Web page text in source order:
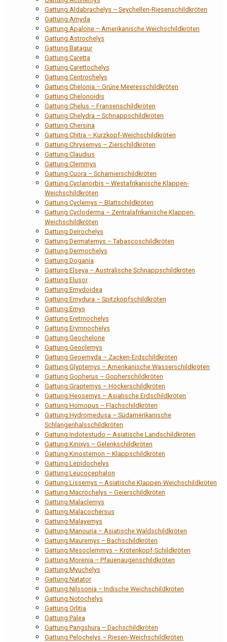
Gattung Aldabrachelys – Seychellen-Riesenschildkröten
Gattung Amyda
Gattung Apalone – Amerikanische Weichschildkröten
Gattung Astrochelys
Gattung Batagur
Gattung Caretta
Gattung Carettochelys
Gattung Centrochelys
Gattung Chelonia – Grüne Meeresschildkröten
Gattung Chelonoidis
Gattung Chelus – Fransenschildkröten
Gattung Chelydra – Schnappschildkröten
Gattung Chersina
Gattung Chitra – Kurzkopf-Weichschildkröten
Gattung Chrysemys – Zierschildkröten
Gattung Claudius
Gattung Clemmys
Gattung Cuora – Scharnierschildkröten
Gattung Cyclanorbis – Westafrikanische Klappen-
Weichschildkröten
Gattung Cyclemys – Blattschildkröten
Gattung Cycloderma – Zentralafrikanische Klappen-
Weichschildkröten
Gattung Deirochelys
Gattung Dermatemys – Tabascoschildkröten
Gattung Dermochelys
Gattung Dogania
Gattung Elseya – Australische Schnappschildkröten
Gattung Elusor
Gattung Emydoidea
Gattung Emydura – Spitzkopfschildkröten
Gattung Emys
Gattung Eretmochelys
Gattung Erymnochelys
Gattung Geochelone
Gattung Geoclemys
Gattung Geoemyda – Zacken-Erdschildkröten
Gattung Glyptemys – Amerikanische Wasserschildkröten
Gattung Gopherus – Gopherschildkröten
Gattung Graptemys – Höckerschildkröten
Gattung Heosemys – Asiatische Erdschildkröten
Gattung Homopus – Flachschildkröten
Gattung Hydromedusa – Südamerikanische
Schlangenhalsschildkröten
Gattung Indotestudo – Asiatische Landschildkröten
Gattung Kinixys – Gelenkschildkröten
Gattung Kinosternon – Klappschildkröten
Gattung Lepidochelys
Gattung Leucocephalon
Gattung Lissemys – Asiatische Klappen-Weichschildkröten
Gattung Macrochelys – Geierschildkröten
Gattung Malaclemys
Gattung Malacochersus
Gattung Malayemys
Gattung Manouria – Asiatische Waldschildkröten
Gattung Mauremys – Bachschildkröten
Gattung Mesoclemmys – Krötenkopf-Schildkröten
Gattung Morenia – Pfauenaugenschildkröten
Gattung Myuchelys
Gattung Natator
Gattung Nilssonia – Indische Weichschildkröten
Gattung Notochelys
Gattung Orlitia
Gattung Palea
Gattung Pangshura – Dachschildkröten
Gattung Pelochelys – Riesen-Weichschildkröten